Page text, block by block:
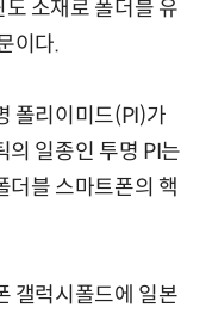
소재로 폴더블 유
이다.
폴리이미드(PI)가
의 일종인 투명 PI는
더블 스마트폰의 핵
갤럭시폴드에 일본